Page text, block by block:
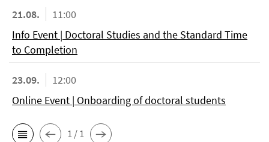
21.08.
11:00
Info Event | Doctoral Studies and the Standard Time
to Completion
23.09.
12:00
Online Event | Onboarding of doctoral students
1 / 1